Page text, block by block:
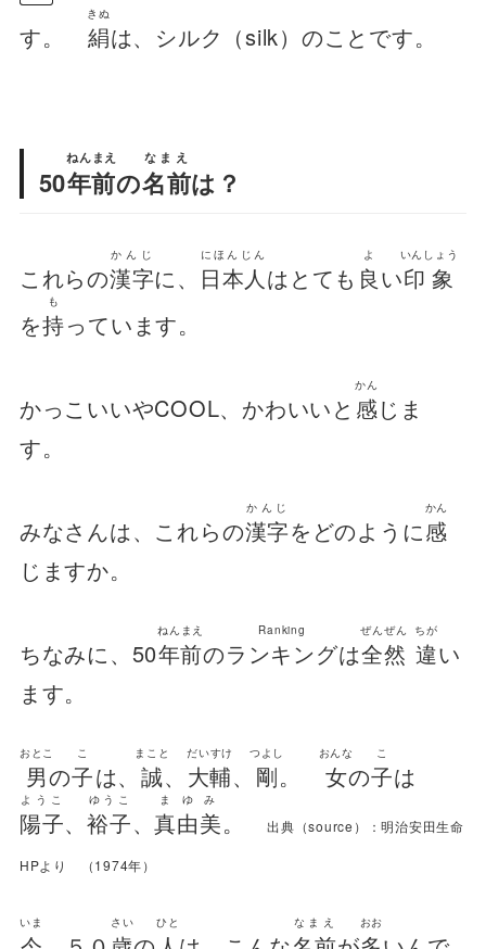
す。 絹
きぬ
は、シルク（silk）のことです。
50年前
ねんまえ
の名前
なまえ
は？
これらの漢字
かんじ
に、 日本人
にほんじん
はとても 良
よ
い印象
いんしょう
を持
も
っています。
かっこいいやCOOL、かわいいと 感
かん
じま
す。
みなさんは、これらの漢字
かんじ
をどのように感
かん
じますか。
ちなみに、50年前
ねんまえ
のランキング
Ranking
は全然
ぜんぜん
違
ちが
い
ます。
男
おとこ
の子
こ
は、 誠
まこと
、 大輔
だいすけ
、 剛
つよし
。 女
おんな
の子
こ
は
陽子
ようこ
、裕子
ゆうこ
、真由美
まゆみ
。出典（source）：明治安田生命
HPより （1974年）
いま さい ひと なまえ おお